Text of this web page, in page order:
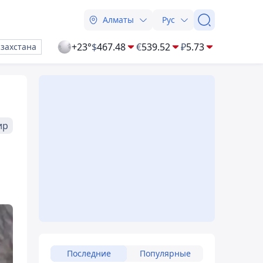
Алматы Рус
+23°$467.48 €539.52 ₽5.73
Последние Популярные